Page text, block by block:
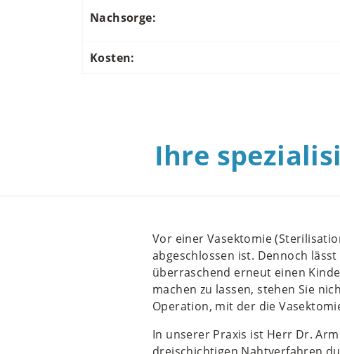
Nachsorge:
Kosten:
Ihre
Vor einer Vasektomie
abgeschlossen ist. Dennoch
überraschend erneut einen
machen zu lassen, stehen Sie
Operation, mit der die
In unserer Praxis ist Herr Dr.
dreischichtigen Nahtverfahren